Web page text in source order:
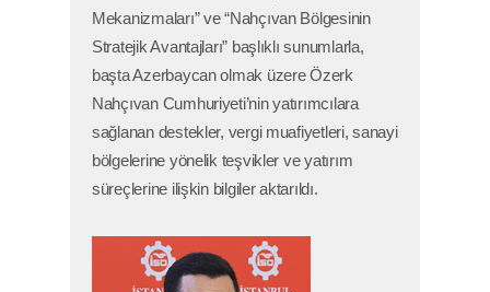
Mekanizmaları” ve “Nahçıvan Bölgesinin
Stratejik Avantajları” başlıklı sunumlarla,
başta Azerbaycan olmak üzere Özerk
Nahçıvan Cumhuriyeti’nin yatırımcılara
sağlanan destekler, vergi muafiyetleri, sanayi
bölgelerine yönelik teşvikler ve yatırım
süreçlerine ilişkin bilgiler aktarıldı.